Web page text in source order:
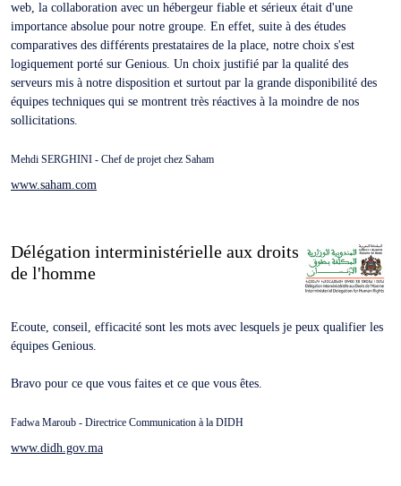
web, la collaboration avec un hébergeur fiable et sérieux était d'une
importance absolue pour notre groupe. En effet, suite à des études
comparatives des différents prestataires de la place, notre choix s'est
logiquement porté sur Genious. Un choix justifié par la qualité des
serveurs mis à notre disposition et surtout par la grande disponibilité des
équipes techniques qui se montrent très réactives à la moindre de nos
sollicitations.
Mehdi SERGHINI - Chef de projet chez Saham
www.saham.com
Délégation interministérielle aux droits
de l'homme
Ecoute, conseil, efficacité sont les mots avec lesquels je peux qualifier les
équipes Genious.
Bravo pour ce que vous faites et ce que vous êtes.
Fadwa Maroub - Directrice Communication à la DIDH
www.didh.gov.ma